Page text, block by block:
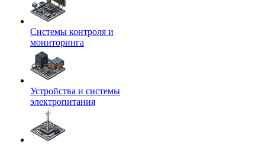
Системы контроля и
мониторинга
Устройства и системы
электропитания